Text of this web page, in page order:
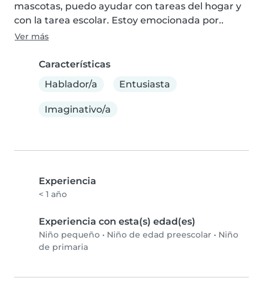
mascotas, puedo ayudar con tareas del hogar y
con la tarea escolar. Estoy emocionada por..
Ver más
Características
Hablador/a
Entusiasta
Imaginativo/a
Experiencia
< 1 año
Experiencia con esta(s) edad(es)
Niño pequeño • Niño de edad preescolar • Niño
de primaria